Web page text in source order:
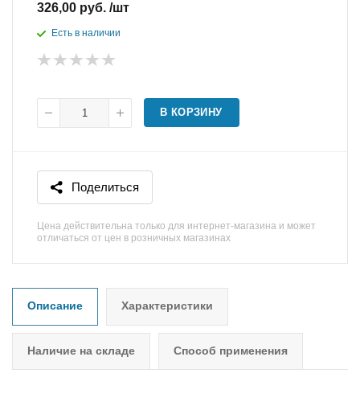
326,00 руб. /шт
Есть в наличии
В КОРЗИНУ
Поделиться
Цена действительна только для интернет-магазина и может
отличаться от цен в розничных магазинах
Описание Характеристики
Наличие на складе Способ применения